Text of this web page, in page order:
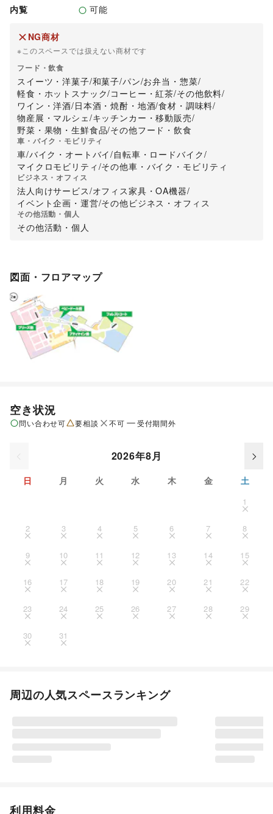
内覧 可能
NG商材
※このスペースでは扱えない商材です
フード・飲食
スイーツ・洋菓子/和菓子/パン/お弁当・惣菜/
軽食・ホットスナック/コーヒー・紅茶/その他飲料/
ワイン・洋酒/日本酒・焼酎・地酒/食材・調味料/
物産展・マルシェ/キッチンカー・移動販売/
野菜・果物・生鮮食品/その他フード・飲食
車・バイク・モビリティ
車/バイク・オートバイ/自転車・ロードバイク/
マイクロモビリティ /その他車・バイク・モビリティ
ビジネス・オフィス
法人向けサービス/オフィス家具・OA機器/
イベント企画・運営/その他ビジネス・オフィス
その他活動・個人
その他活動・個人
図面・フロアマップ
空き状況
問い合わせ可 要相談 不可 受付期間外
2026年8月
日 月 火 水 木 金 土
1
2 3 4 5 6 7 8
9 10 11 12 13 14 15
16 17 18 19 20 21 22
23 24 25 26 27 28 29
30 31
周辺の人気スペースランキング
利用料金